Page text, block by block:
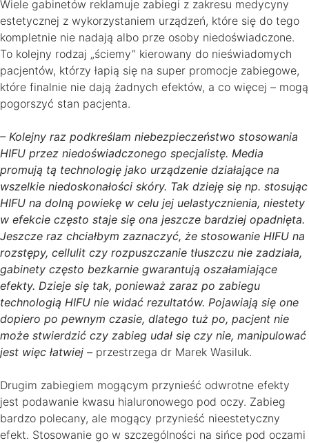
Wiele gabinetów reklamuje zabiegi z zakresu medycyny
estetycznej z wykorzystaniem urządzeń, które się do tego
kompletnie nie nadają albo prze osoby niedoświadczone.
To kolejny rodzaj „ściemy” kierowany do nieświadomych
pacjentów, którzy łapią się na super promocje zabiegowe,
które finalnie nie dają żadnych efektów, a co więcej – mogą
pogorszyć stan pacjenta.
– Kolejny raz podkreślam niebezpieczeństwo stosowania
HIFU przez niedoświadczonego specjalistę. Media
promują tą technologię jako urządzenie działające na
wszelkie niedoskonałości skóry. Tak dzieję się np. stosując
HIFU na dolną powiekę w celu jej uelastycznienia, niestety
w efekcie często staje się ona jeszcze bardziej opadnięta.
Jeszcze raz chciałbym zaznaczyć, że stosowanie HIFU na
rozstępy, cellulit czy rozpuszczanie tłuszczu nie zadziała,
gabinety często bezkarnie gwarantują oszałamiające
efekty. Dzieje się tak, ponieważ zaraz po zabiegu
technologią HIFU nie widać rezultatów. Pojawiają się one
dopiero po pewnym czasie, dlatego tuż po, pacjent nie
może stwierdzić czy zabieg udał się czy nie, manipulować
jest więc łatwiej – przestrzega dr Marek Wasiluk.
Drugim zabiegiem mogącym przynieść odwrotne efekty
jest podawanie kwasu hialuronowego pod oczy. Zabieg
bardzo polecany, ale mogący przynieść nieestetyczny
efekt. Stosowanie go w szczególności na sińce pod oczami